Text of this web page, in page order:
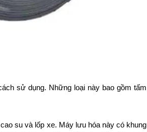
sử dụng. Những loại này bao gồm tấm
su và lốp xe. Máy lưu hóa này có khung